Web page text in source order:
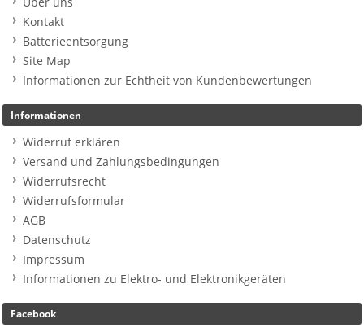
Kontakt
Batterieentsorgung
Site Map
Informationen zur Echtheit von Kundenbewertungen
Informationen
Widerruf erklären
Versand und Zahlungsbedingungen
Widerrufsrecht
Widerrufsformular
AGB
Datenschutz
Impressum
Informationen zu Elektro- und Elektronikgeräten
Facebook